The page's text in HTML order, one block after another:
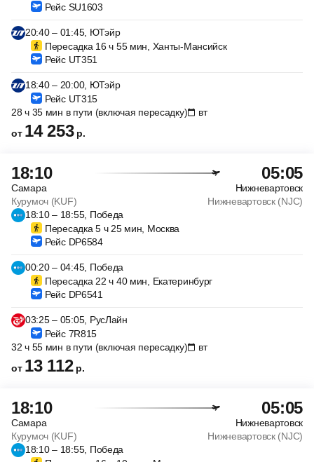
Рейс SU1603
20:40 – 01:45, ЮТэйр
Пересадка 16 ч 55 мин, Ханты-Мансийск
Рейс UT351
18:40 – 20:00, ЮТэйр
Рейс UT315
28 ч 35 мин в пути (включая пересадку)
вт
от 14 253 р.
18:10 05:05
Самара
Нижневартовск
Курумоч (KUF)
Нижневартовск (NJC)
18:10 – 18:55, Победа
Пересадка 5 ч 25 мин, Москва
Рейс DP6584
00:20 – 04:45, Победа
Пересадка 22 ч 40 мин, Екатеринбург
Рейс DP6541
03:25 – 05:05, РусЛайн
Рейс 7R815
32 ч 55 мин в пути (включая пересадку)
вт
от 13 112 р.
18:10 05:05
Самара
Нижневартовск
Курумоч (KUF)
Нижневартовск (NJC)
18:10 – 18:55, Победа